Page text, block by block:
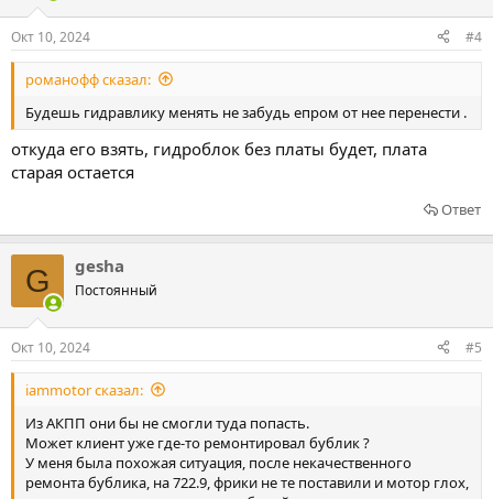
Окт 10, 2024 #4
романофф сказал:
Будешь гидравлику менять не забудь епром от нее перенести .
откуда его взять, гидроблок без платы будет, плата
старая остается
Ответ
G gesha
Постоянный
Окт 10, 2024 #5
iammotor сказал:
Из АКПП они бы не смогли туда попасть.
Может клиент уже где-то ремонтировал бублик ?
У меня была похожая ситуация, после некачественного
ремонта бублика, на 722.9, фрики не те поставили и мотор глох,